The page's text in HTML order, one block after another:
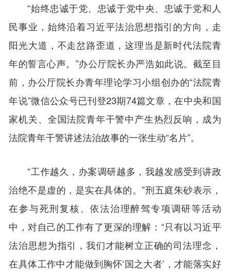
“始终忠诚于党、忠诚于党中央、忠诚于党和人
民事业，始终沿着习近平法治思想指引的方向，走
阳光大道，不走岔路歪道，这理当是新时代法院青
年的誓言心声。”办公厅院长办严浩如此说。截至目
前，办公厅院长办青年理论学习小组创办的“法院青
年说”微信公众号已刊登23期74篇文章，在中央和国
家机关、全国法院青年干警中产生热烈反响，成为
法院青年干警讲述法治故事的一张生动“名片”。
“工作越久，办案调研越多，我越发感受到讲政
治绝不是虚的，是实在具体的。”刑五庭朱砂表示，
在参与死刑复核、依法治理醉驾专项调研等活动
中，对自己的工作有了更深的理解：“只有以习近平
法治思想为指引，我们才能树立正确的司法理念，
在具体工作中才能做到胸怀‘国之大者’，才能落实好